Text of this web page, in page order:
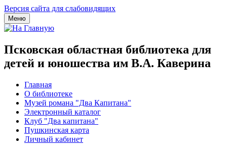
Версия сайта для слабовидящих
Меню
Псковская областная библиотека для
детей и юношества им В.А. Каверина
Главная
О библиотеке
Музей романа "Два Капитана"
Электронный каталог
Клуб "Два капитана"
Пушкинская карта
Личный кабинет